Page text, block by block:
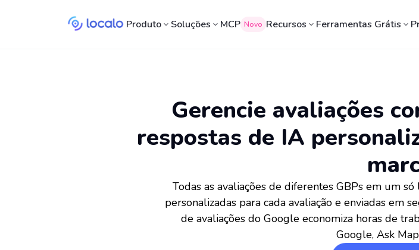
Produto Soluções MCP Novo Recursos Ferramentas Grátis
Gerencie avaliações
respostas de IA
Todas as avaliações de diferentes GBPs em um
personalizadas para cada avaliação e enviadas em
de avaliações do Google economiza horas de
Google, Ask